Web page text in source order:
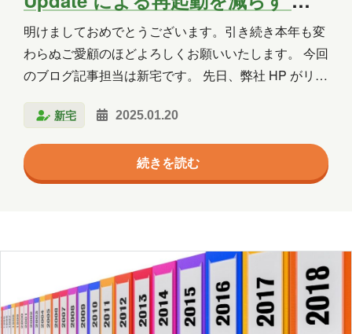
群馬 習い事 観光
読書
買い物
資料作成
資格取得
趣味
長崎 青森
年月
2026年8月
2026年7月
2026年6月
2026年2月
2026年1月
2025年12月
2025年11月
2025年10月
2025年9月
2025年8月
2025年7月
2025年6月
Windows ホットパッチ～
明けましておめでとうございます。引き続き本年も変
わらぬご愛顧のほどよろしくお願いいたします。 今回
のブログ記事担当は新宅です。 先日、弊社 HP がリニ
がモダンになりましたが、その他、コンテンツの充実
やパフォーマンスの向上など、多岐にわたる改善を内
部的に実施しているようです。 さて、HP リニューア
ル後の初となる、そして 2025 年の私の最初の記事は
新宅 2025.01.20
続きを読む